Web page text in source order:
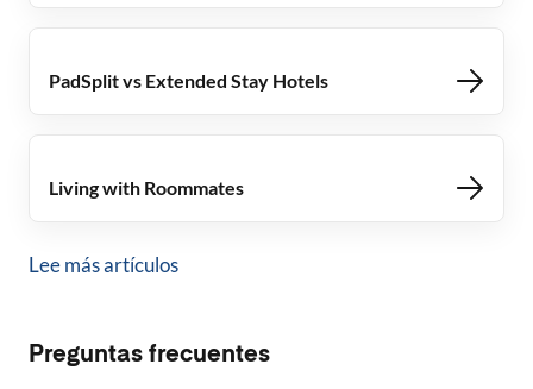
PadSplit vs Extended Stay Hotels
Living with Roommates
Lee más artículos
Preguntas frecuentes